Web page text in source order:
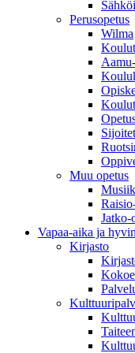
Perusopetus
Wilma
Koulut
Muu opetus
Jatko-
Vapaa-aika ja
Kirjasto